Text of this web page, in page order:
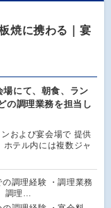
焼に携わる｜宴
にて、朝食、ラン
の調理業務を担当し
および宴会場で 提供
テル内には複数ジャ
の調理経験 ・調理業務
調理…